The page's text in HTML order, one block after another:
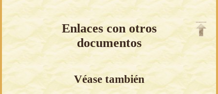
Enlaces con otros
documentos
Véase también